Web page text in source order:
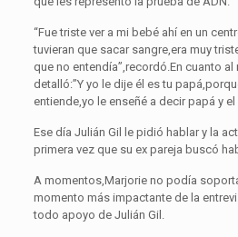
“Fue triste ver a mi bebé ahí en un
tuvieran que sacar sangre,era muy
que no entendía”,recordó.En cuanto al
detalló:”Y yo le dije él es tu
entiende,yo le enseñé a decir papá y
Ese día Julián Gil le pidió hablar y la
primera vez que su ex pareja buscó
A momentos,Marjorie no podía
momento más impactante de la
todo apoyo de Julián Gil.